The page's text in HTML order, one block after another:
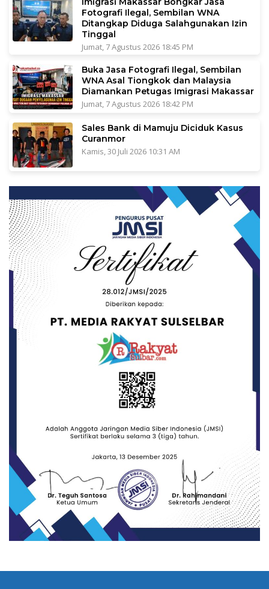
Fotografi Ilegal, Sembilan WNA
Ditangkap Diduga Salahgunakan Izin
Tinggal
Jumat, 7 Agustus 2026 18:45 PM
Buka Jasa Fotografi Ilegal, Sembilan
WNA Asal Tiongkok dan Malaysia
Diamankan Petugas Imigrasi Makassar
Jumat, 7 Agustus 2026 18:42 PM
Sales Bank di Mamuju Diciduk Kasus
Curanmor
Kamis, 30 Juli 2026 10:31 AM